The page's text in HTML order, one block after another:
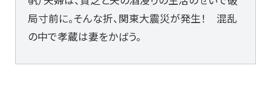
局寸前に。そんな折、関東大震災が発生！ 混乱
の中で孝蔵は妻をかばう。